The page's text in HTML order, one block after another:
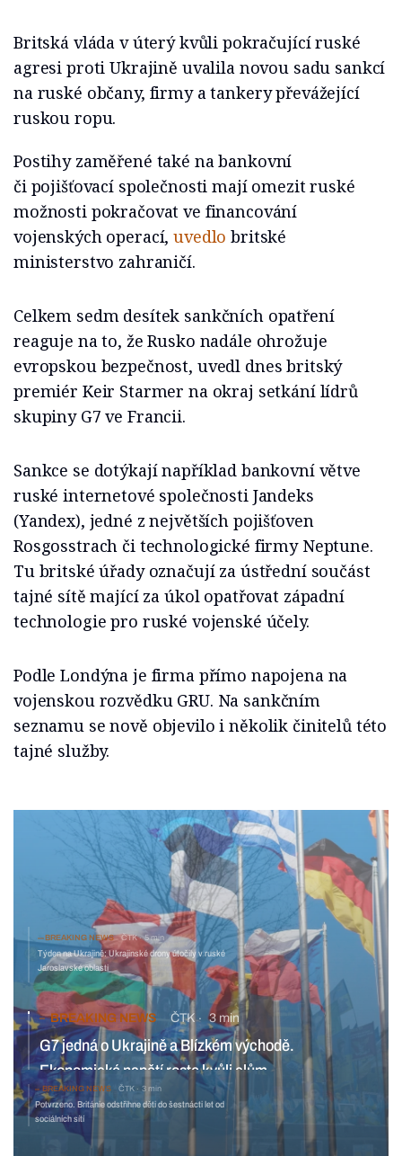
Britská vláda v úterý kvůli pokračující ruské
agresi proti Ukrajině uvalila novou sadu sankcí
na ruské občany, firmy a tankery převážející
ruskou ropu.
Postihy zaměřené také na bankovní
či pojišťovací společnosti mají omezit ruské
možnosti pokračovat ve financování
vojenských operací,uvedlo britské
ministerstvo zahraničí.
Celkem sedm desítek sankčních opatření
reaguje na to, že Rusko nadále ohrožuje
evropskou bezpečnost, uvedl dnes britský
premiér Keir Starmer na okraj setkání lídrů
skupiny G7 ve Francii.
Sankce se dotýkají například bankovní větve
ruské internetové společnosti Jandeks
(Yandex), jedné z největších pojišťoven
Rosgosstrach či technologické firmy Neptune.
Tu britské úřady označují za ústřední součást
tajné sítě mající za úkol opatřovat západní
technologie pro ruské vojenské účely.
Podle Londýna je firma přímo napojena na
vojenskou rozvědku GRU. Na sankčním
seznamu se nově objevilo i několik činitelů této
tajné služby.
BREAKING NEWS ČTK 5 min
Týden na Ukrajině: Ukrajinské drony útočily v ruské
Jaroslavské oblasti
BREAKING NEWS ČTK 3 min
G7 jedná o Ukrajině a Blízkém východě.
Ekonomické napětí roste kvůli clům
BREAKING NEWS ČTK 3 min
Potvrzeno. Británie odstřihne děti do šestnácti let od
sociálních sítí